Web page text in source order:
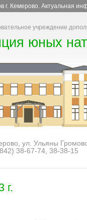
г. Кемерово. Актуальная
учреждение
юных
ул. Ульяны
38-67-74, 38-38-15
г.